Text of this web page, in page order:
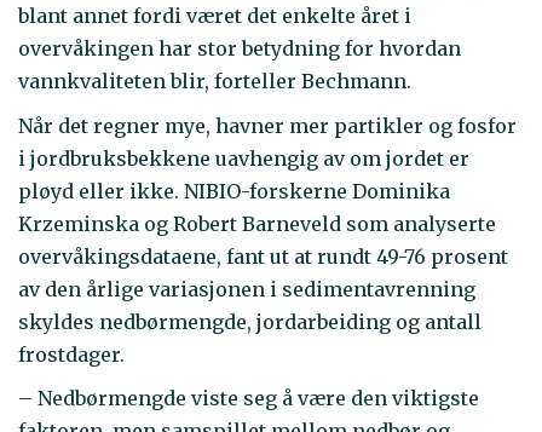
blant annet fordi været det enkelte året i
overvåkingen har stor betydning for hvordan
vannkvaliteten blir, forteller Bechmann.
Når det regner mye, havner mer partikler og fosfor
i jordbruksbekkene uavhengig av om jordet er
pløyd eller ikke. NIBIO-forskerne Dominika
Krzeminska og Robert Barneveld som analyserte
overvåkingsdataene, fant ut at rundt 49-76 prosent
av den årlige variasjonen i sedimentavrenning
skyldes nedbørmengde, jordarbeiding og antall
frostdager.
– Nedbørmengde viste seg å være den viktigste